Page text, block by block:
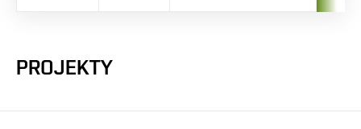
PROJEKTY